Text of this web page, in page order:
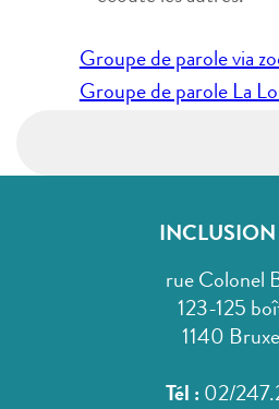
Navigation
de
Groupe de parole via
Groupe de parole La
INCLUSION
rue Colonel
123-125
1140
Tél : 02/